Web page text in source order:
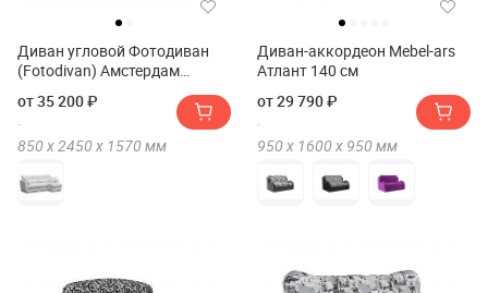
Диван угловой Фотодиван
(Fotodivan) Амстердам
от 35 200 ₽
850 х 2450 х 1570 мм
Диван-аккордеон Mebel-ars
Атлант 140 см
от 29 790 ₽
950 х 1600 х 950 мм